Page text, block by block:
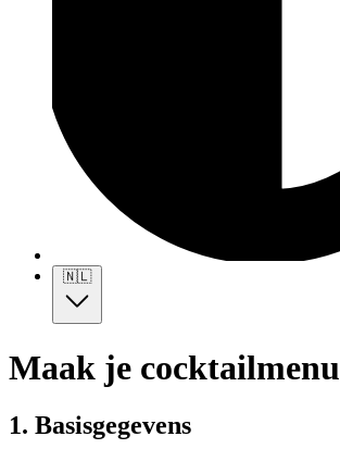
🇳🇱
Maak je cocktailmenu
1. Basisgegevens